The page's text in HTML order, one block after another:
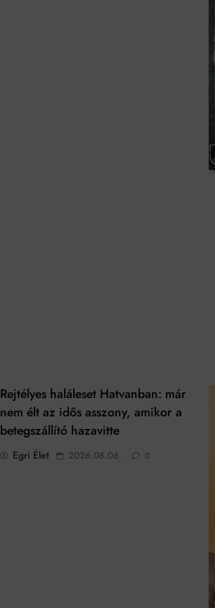
Rejtélyes haláleset Hatvanban: már
nem élt az idős asszony, amikor a
betegszállító hazavitte
Egri Élet 2026.08.06. 0